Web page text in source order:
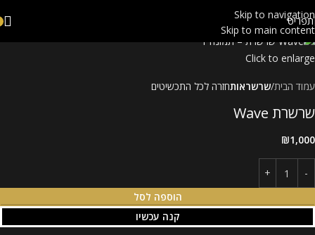
Skip to navigation
Skip to main content
תפריט
Click to enlarge
עמוד הבית שרשראותחזרה לכל התכשיטים
שרשרת Wave
₪1,000
הוספה לסל
קנה עכשיו